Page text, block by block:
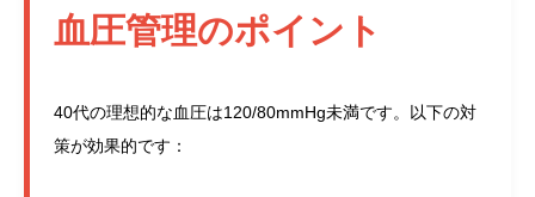
血圧管理のポイント
40代の理想的な血圧は120/80mmHg未満です。以下の対
策が効果的です：